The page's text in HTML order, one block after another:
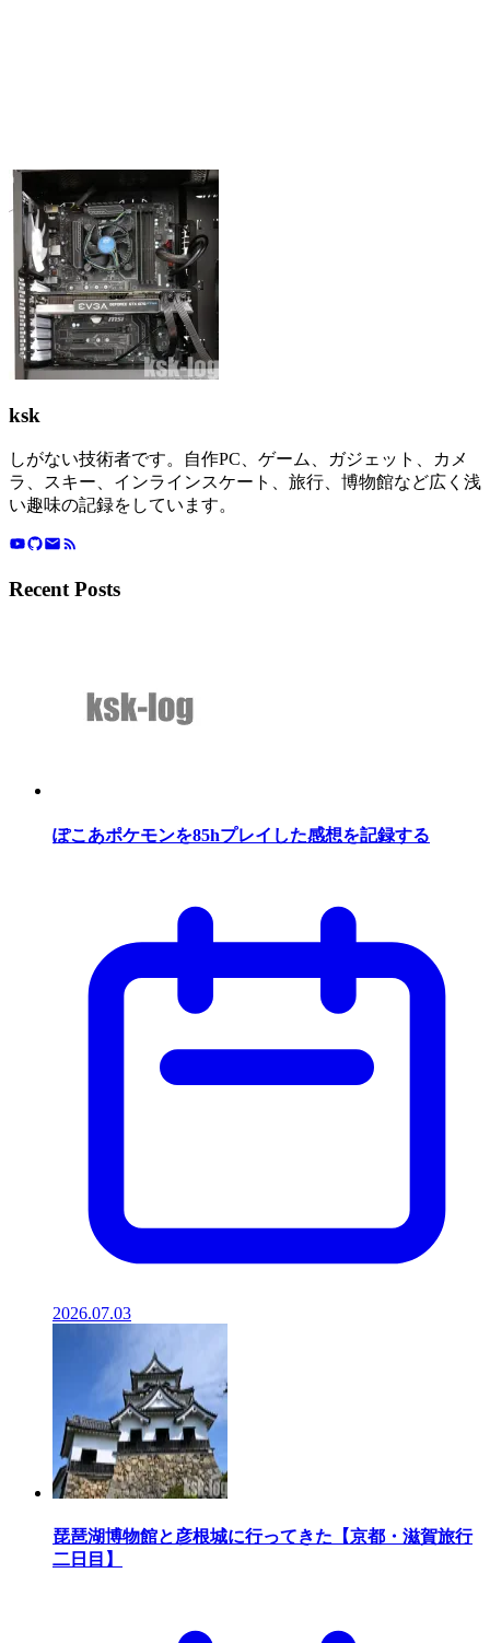
ksk
しがない技術者です。自作PC、ゲーム、ガジェット、カメ
ラ、スキー、インラインスケート、旅行、博物館など広く浅
い趣味の記録をしています。
Recent Posts
ぽこあポケモンを85hプレイした感想を記録する
2026.07.03
琵琶湖博物館と彦根城に行ってきた【京都・滋賀旅行
二日目】